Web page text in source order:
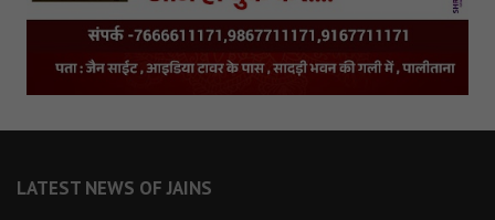
LATEST NEWS OF JAINS